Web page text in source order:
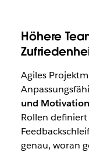
Höhere
Agiles
und
Rollen
genau, woran